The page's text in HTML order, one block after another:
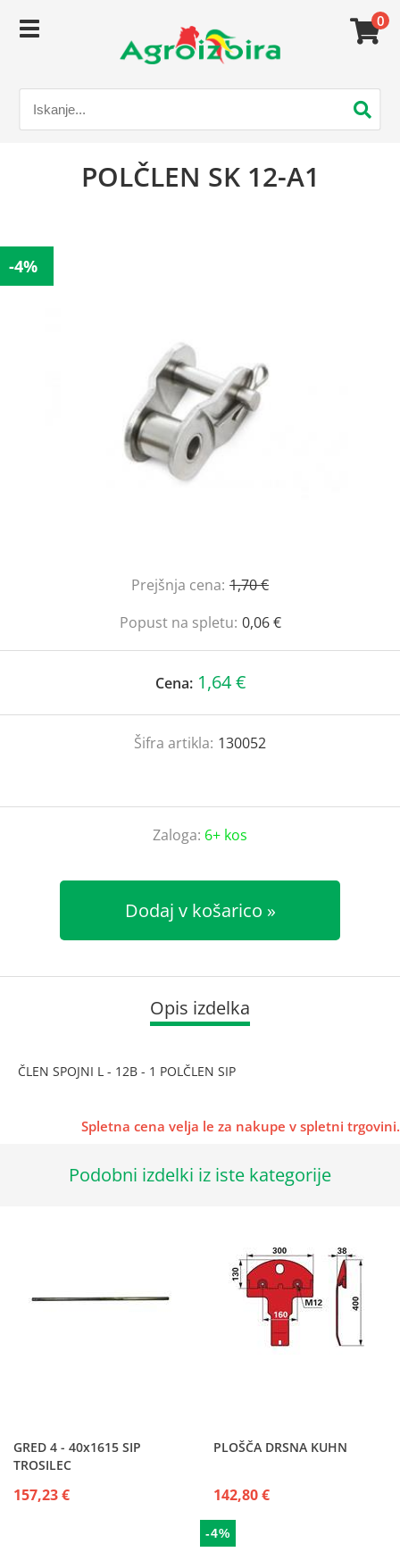
0
POLČLEN SK 12-A1
-4%
Prejšnja cena: 1,70 €
Popust na spletu: 0,06 €
Cena: 1,64 €
Šifra artikla: 130052
Zaloga: 6+ kos
Dodaj v košarico
Opis izdelka
ČLEN SPOJNI L - 12B - 1 POLČLEN SIP
Spletna cena velja le za nakupe v spletni trgovini.
Podobni izdelki iz iste kategorije
GRED 4 - 40x1615 SIP
TROSILEC
157,23 €
PLOŠČA DRSNA KUHN
142,80 €
-4%